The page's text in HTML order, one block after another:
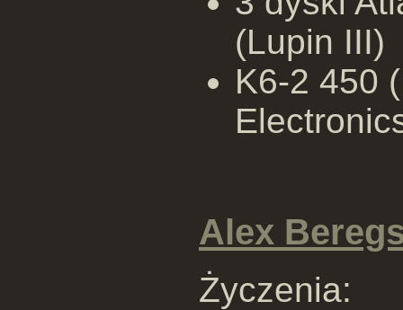
(Lupin III)
K6-2 450
Alex
Życzenia: